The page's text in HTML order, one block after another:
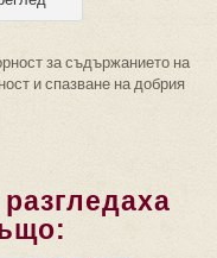
за съдържанието на
и спазване на добрия